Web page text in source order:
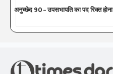
अनुच्छेद 90 – उपसभापति का पद रिक्त होना